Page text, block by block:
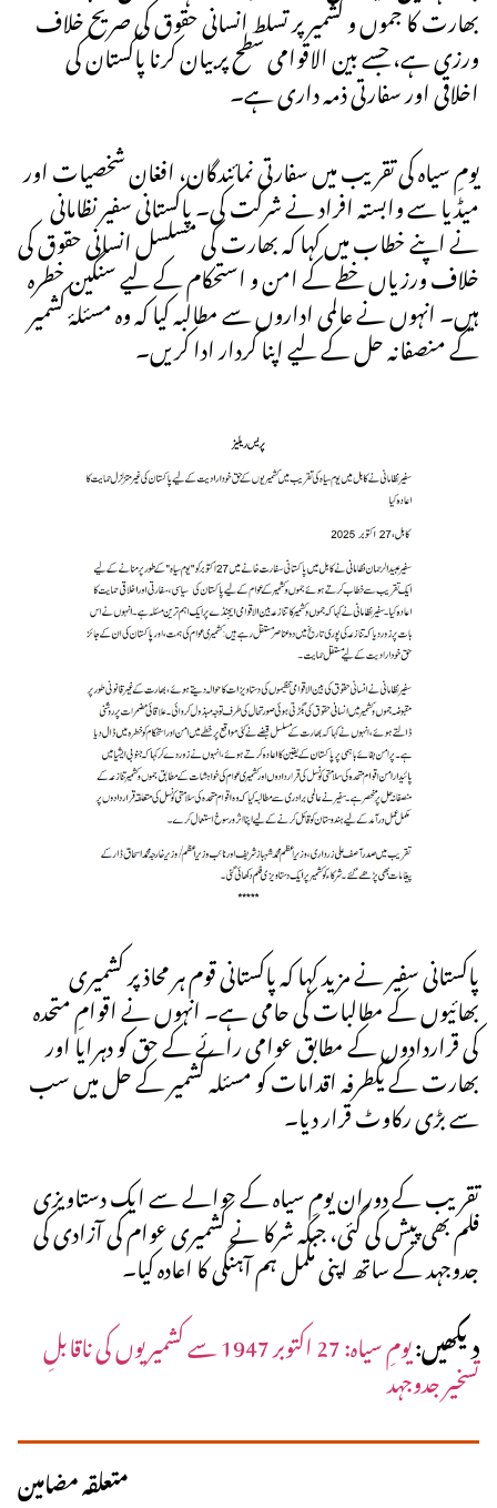
بھارت کا جموں و کشمیر پر تسلط انسانی حقوق کی صریح خلاف
ورزی ہے، جسے بین الاقوامی سطح پر بیان کرنا پاکستان کی
اخلاقی اور سفارتی ذمہ داری ہے۔
یومِ سیاہ کی تقریب میں سفارتی نمائندگان، افغان شخصیات اور
میڈیا سے وابستہ افراد نے شرکت کی۔ پاکستانی سفیر نظامانی
نے اپنے خطاب میں کہا کہ بھارت کی مسلسل انسانی حقوق کی
خلاف ورزیاں خطے کے امن و استحکام کے لیے سنگین خطرہ
ہیں۔ انہوں نے عالمی اداروں سے مطالبہ کیا کہ وہ مسئلۂ کشمیر
کے منصفانہ حل کے لیے اپنا کردار ادا کریں۔
پاکستانی سفیر نے مزید کہا کہ پاکستانی قوم ہر محاذ پر کشمیری
بھائیوں کے مطالبات کی حامی ہے۔ انہوں نے اقوامِ متحدہ
کی قراردادوں کے مطابق عوامی رائے کے حق کو دہرایا اور
بھارت کے یکطرفہ اقدامات کو مسئلہ کشمیر کے حل میں سب
سے بڑی رکاوٹ قرار دیا۔
تقریب کے دوران یومِ سیاہ کے حوالے سے ایک دستاویزی
فلم بھی پیش کی گئی، جبکہ شرکا نے کشمیری عوام کی آزادی کی
جدوجہد کے ساتھ اپنی مکمل ہم آہنگی کا اعادہ کیا۔
دیکھیں:
یومِ سیاہ: 27 اکتوبر 1947 سے کشمیریوں کی ناقابلِ
تسخیر جدوجہد
متعلقہ مضامین